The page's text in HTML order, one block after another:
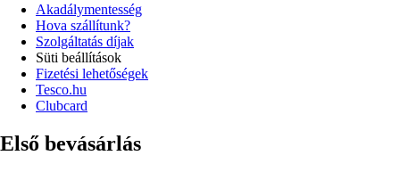
Akadálymentesség
Hova szállítunk?
Szolgáltatás díjak
Süti beállítások
Fizetési lehetőségek
Tesco.hu
Clubcard
Első bevásárlás